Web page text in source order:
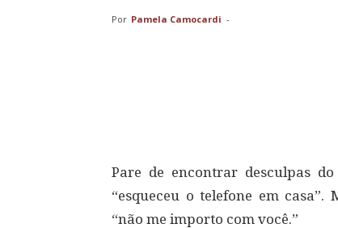
Por Pamela Camocardi -
Pare de encontrar desculpas
“esqueceu o telefone em
“não me importo com você.”